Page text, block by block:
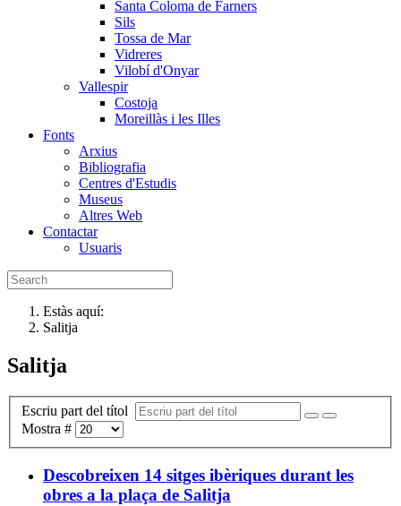
Santa Coloma de Farners
Sils
Tossa de Mar
Vidreres
Vilobí d'Onyar
Vallespir
Costoja
Moreillàs i les Illes
Fonts
Arxius
Bibliografia
Centres d'Estudis
Museus
Altres Web
Contactar
Usuaris
Estàs aquí:
Salitja
Salitja
Escriu part del títol
Mostra #
Descobreixen 14 sitges ibèriques durant les
obres a la plaça de Salitja